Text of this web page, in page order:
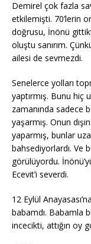
Demirel çok fazla
etkilemişti. 70’lerin
doğrusu, İnönü
oluştu sanırım.
ailesi de sevmezdi.
Senelerce yolları
yaptırmış. Bunu hiç
zamanında sadece
yaşarmış. Onun
yaparmış, bunlar
bahsediyorlardı. Ve
görülüyordu.
Ecevit’i severdi.
12 Eylül
babamdı. Babamla
incecikti, attığın oy